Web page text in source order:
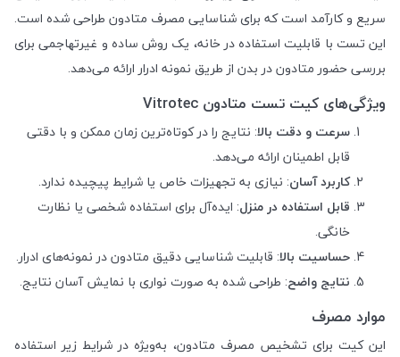
سریع و کارآمد است که برای شناسایی مصرف متادون طراحی شده است.
این تست با قابلیت استفاده در خانه، یک روش ساده و غیرتهاجمی برای
بررسی حضور متادون در بدن از طریق نمونه ادرار ارائه می‌دهد.
ویژگی‌های کیت تست متادون Vitrotec
سرعت و دقت بالا: نتایج را در کوتاه‌ترین زمان ممکن و با دقتی
قابل اطمینان ارائه می‌دهد.
کاربرد آسان: نیازی به تجهیزات خاص یا شرایط پیچیده ندارد.
قابل استفاده در منزل: ایده‌آل برای استفاده شخصی یا نظارت
خانگی.
حساسیت بالا: قابلیت شناسایی دقیق متادون در نمونه‌های ادرار.
نتایج واضح: طراحی شده به صورت نواری با نمایش آسان نتایج.
موارد مصرف
این کیت برای تشخیص مصرف متادون، به‌ویژه در شرایط زیر استفاده